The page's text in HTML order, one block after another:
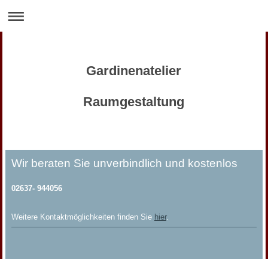
Gardinenatelier
Raumgestaltung
Wir beraten Sie unverbindlich und kostenlos
02637- 944056
Weitere Kontaktmöglichkeiten finden Sie hier.